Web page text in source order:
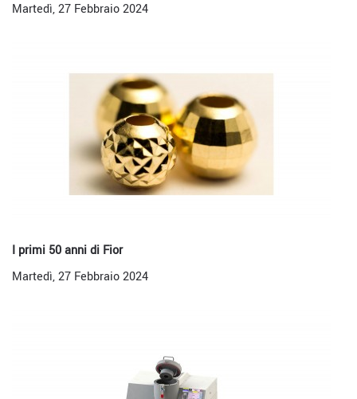
Martedì, 27 Febbraio 2024
I primi 50 anni di Fior
Martedì, 27 Febbraio 2024